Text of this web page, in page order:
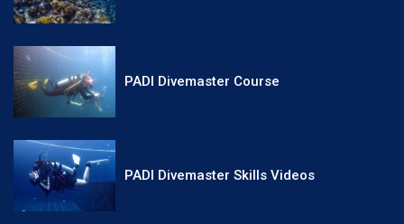
PADI Divemaster Course
PADI Divemaster Skills Videos